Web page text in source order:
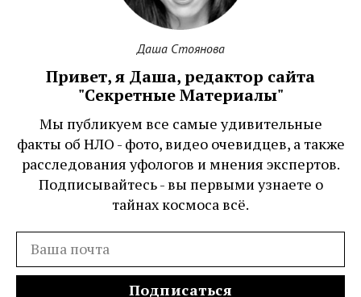
Даша Стоянова
Привет, я Даша, редактор сайта
"Секретные Материалы"
Мы публикуем все самые удивительные
факты об НЛО - фото, видео очевидцев, а также
расследования уфологов и мнения экспертов.
Подписывайтесь - вы первыми узнаете о
тайнах космоса всё.
Подписаться